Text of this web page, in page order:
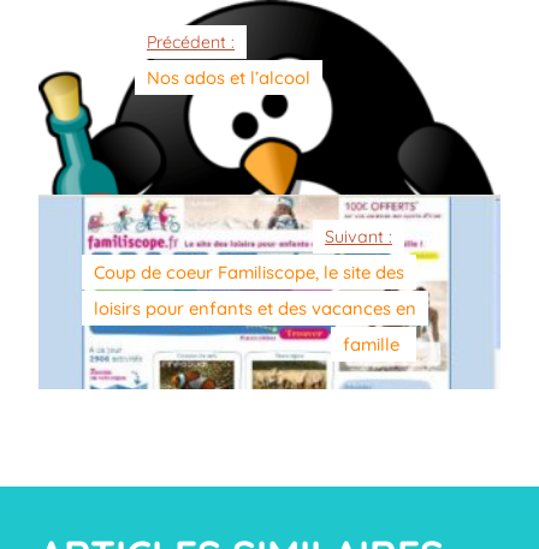
Précédent :
Nos ados et l’alcool
Suivant :
Coup de coeur Familiscope, le site des
loisirs pour enfants et des vacances en
famille